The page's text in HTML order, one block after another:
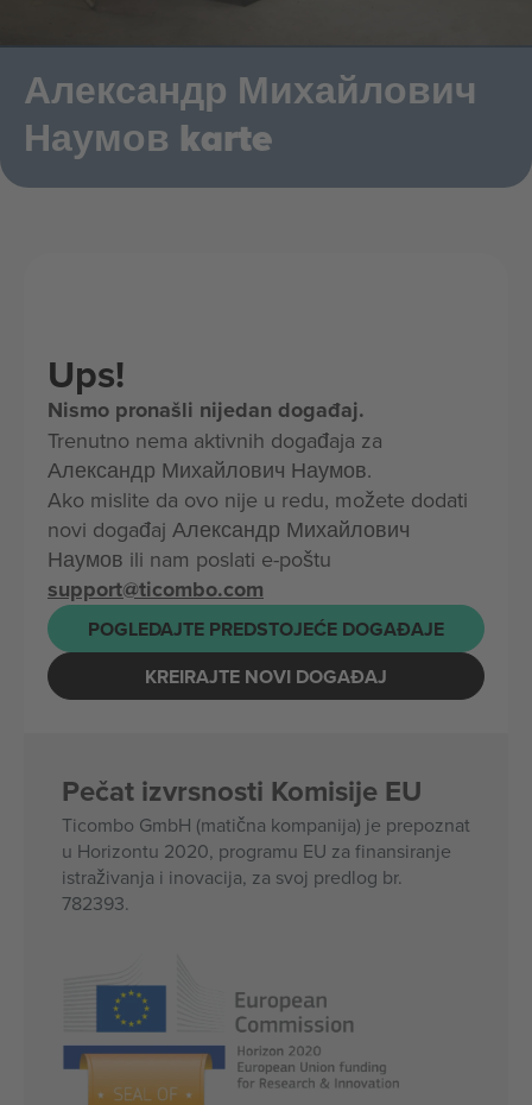
Александр Михайлович
Наумов karte
Ups!
Nismo pronašli nijedan događaj.
Trenutno nema aktivnih događaja za
Александр Михайлович Наумов.
Ako mislite da ovo nije u redu, možete dodati
novi događaj Александр Михайлович
Наумов ili nam poslati e-poštu
support@ticombo.com
POGLEDAJTE PREDSTOJEĆE DOGAĐAJE
KREIRAJTE NOVI DOGAĐAJ
Pečat izvrsnosti Komisije EU
Ticombo GmbH (matična kompanija) je prepoznat
u Horizontu 2020, programu EU za finansiranje
istraživanja i inovacija, za svoj predlog br.
782393.